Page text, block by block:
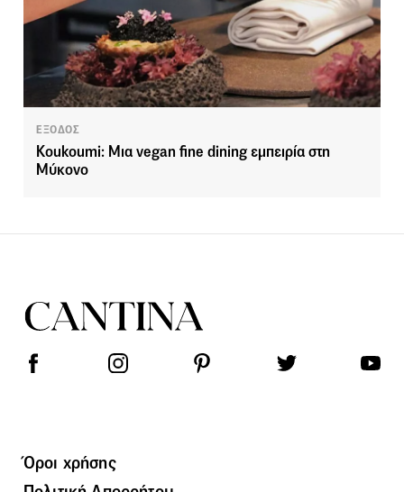
ΕΞΟΔΟΣ
Koukoumi: Μια vegan fine dining εμπειρία στη
Μύκονο
Όροι χρήσης